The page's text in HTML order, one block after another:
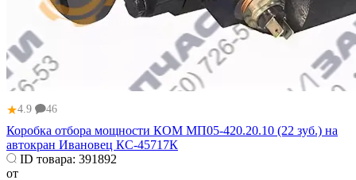
★4.9 46
Коробка отбора мощности КОМ МП05-420.20.10 (22 зуб.) на
автокран Ивановец КС-45717К
ID товара: 391892
от